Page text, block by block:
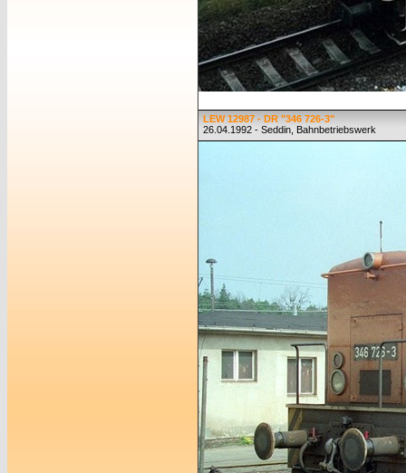
LEW 12987 - DR "346 726-3"
26.04.1992 - Seddin, Bahnbetriebswerk